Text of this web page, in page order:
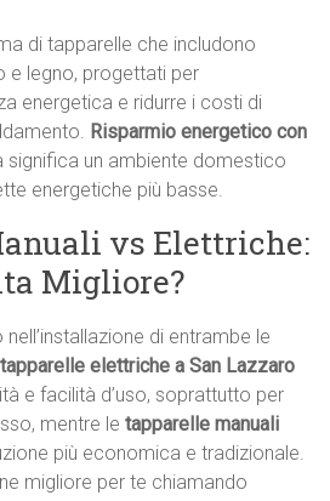
di tapparelle che includono
e legno, progettati per
energetica e ridurre i costi di
Risparmio energetico con
significa un ambiente domestico
energetiche più basse.
vs Elettriche:
Migliore?
di entrambe le
elettriche a San Lazzaro
e facilità d’uso, soprattutto per
mentre letapparelle manuali
più economica e tradizionale.
migliore per te chiamando